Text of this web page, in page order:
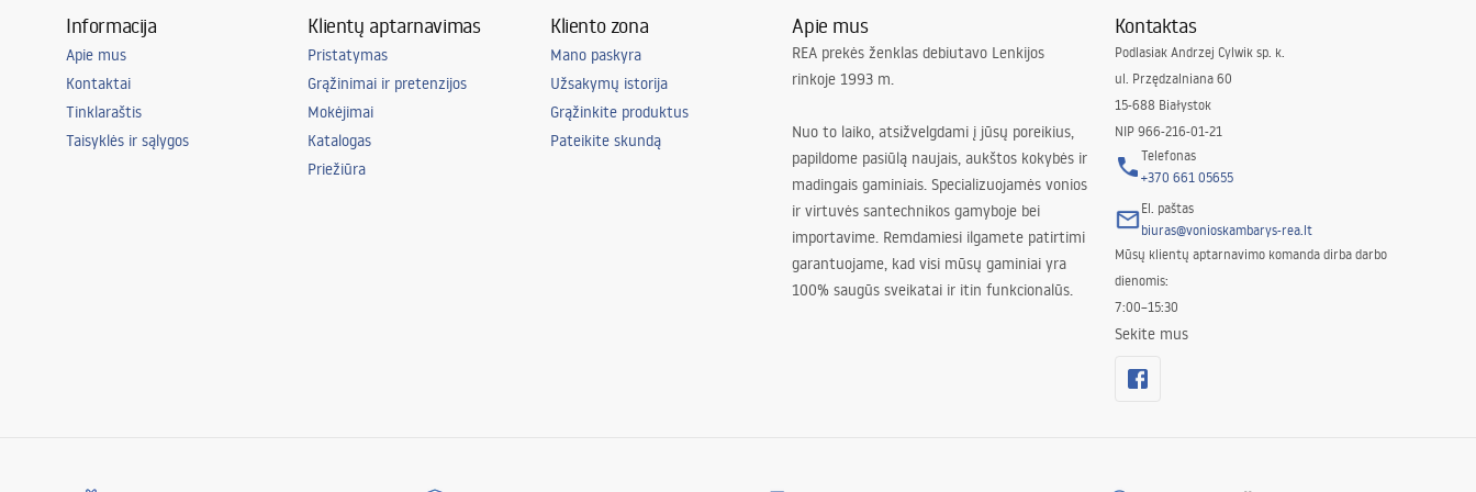
Energijos klasė
F
Sandarumo klasė
Kambarys
biuras, valgomasis, koridorius/laiptai, virtuvė,
vaikų kambarys, Svetainė, miegamasis,
Informacija
Apie mus
Kontaktai
Tinklaraštis
Taisyklės ir sąlygos
Klientų aptarnavimas
Pristatymas
Grąžinimai ir pretenzijos
Mokėjimai
Katalogas
Priežiūra
Kliento zona
Mano paskyra
Užsakymų istorija
Grąžinkite produktus
Pateikite skundą
Apie mus
REA prekės ženklas debiutavo Lenkijos
rinkoje 1993 m.
Nuo to laiko, atsižvelgdami į jūsų poreikius,
papildome pasiūlą naujais, aukštos kokybės ir
madingais gaminiais. Specializuojamės vonios
ir virtuvės santechnikos gamyboje bei
importavime. Remdamiesi ilgamete patirtimi
garantuojame, kad visi mūsų gaminiai yra
100% saugūs sveikatai ir itin funkcionalūs.
Kontaktas
Podlasiak Andrzej Cylwik sp. k.
ul. Przędzalniana 60
15-688 Białystok
NIP 966-216-01-21
Telefonas
+370 661 05655
El. paštas
biuras@vonioskambarys-rea.lt
Mūsų klientų aptarnavimo komanda dirba darbo
dienomis:
7:00–15:30
Sekite mus